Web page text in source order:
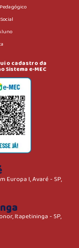
o cadastro da
Sistema e-MEC
Europa I, Avaré - SP,
Itapetininga - SP,